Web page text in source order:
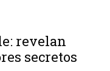
revelan
secretos